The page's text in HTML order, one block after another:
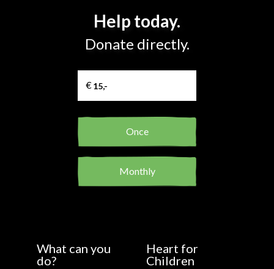
Help today.
Donate directly.
Once
Monthly
What can you
do?
Heart for
Children